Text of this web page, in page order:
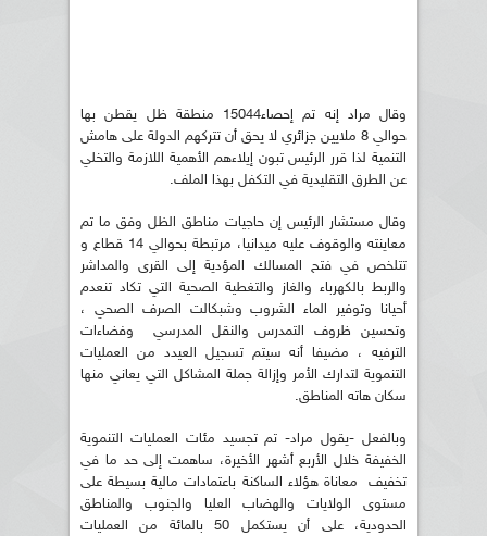
وقال مراد إنه تم إحصاء15044 منطقة ظل يقطن بها
حوالي 8 ملايين جزائري لا يحق أن تتركهم الدولة على هامش
التنمية لذا قرر الرئيس تبون إيلاءهم الأهمية اللازمة والتخلي
عن الطرق التقليدية في التكفل بهذا الملف.
وقال مستشار الرئيس إن حاجيات مناطق الظل وفق ما تم
معاينته والوقوف عليه ميدانيا، مرتبطة بحوالي 14 قطاع و
تتلخص في فتح المسالك المؤدية إلى القرى والمداشر
والربط بالكهرباء والغاز والتغطية الصحية التي تكاد تنعدم
أحيانا وتوفير الماء الشروب وشبكالت الصرف الصحي ،
وتحسين ظروف التمدرس والنقل المدرسي وفضاءات
الترفيه ، مضيفا أنه سيتم تسجيل العيدد من العمليات
التنموية لتدارك الأمر وإزالة جملة المشاكل التي يعاني منها
سكان هاته المناطق.
وبالفعل -يقول مراد- تم تجسيد مئات العمليات التنموية
الخفيفة خلال الأربع أشهر الأخيرة، ساهمت إلى حد ما في
تخفيف معاناة هؤلاء الساكنة باعتمادات مالية بسيطة على
مستوى الولايات والهضاب العليا والجنوب والمناطق
الحدودية، على أن يستكمل 50 بالمائة من العمليات